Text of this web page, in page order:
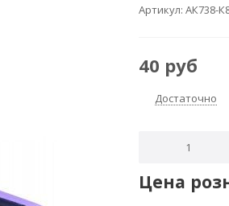
Артикул: АК738-
40 руб
Достаточно
Цена